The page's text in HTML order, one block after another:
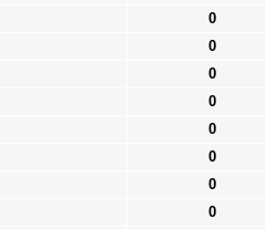
0
0
0
0
0
0
0
0